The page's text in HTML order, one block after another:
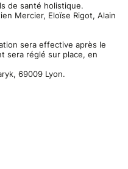
de santé holistique.
Mercier, Eloïse Rigot, Alain
sera effective après le
sera réglé sur place, en
69009 Lyon.